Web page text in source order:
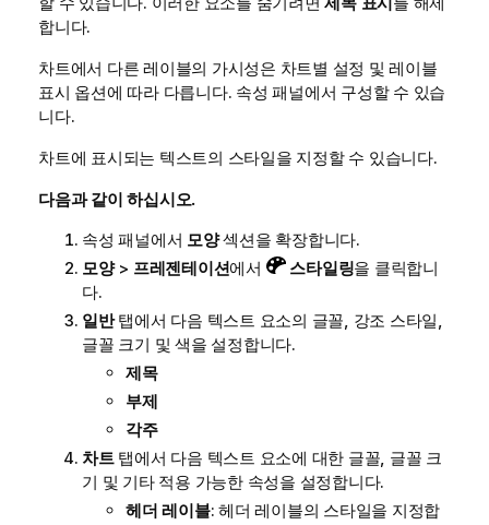
합니다.
차트에서 다른 레이블의 가시성은 차트별 설정 및 레이블
표시 옵션에 따라 다릅니다. 속성 패널에서 구성할 수 있습
니다.
차트에 표시되는 텍스트의 스타일을 지정할 수 있습니다.
다음과 같이 하십시오.
속성 패널에서 모양섹션을 확장합니다.
모양> 프레젠테이션에서 스타일링을 클릭합니
다.
일반탭에서 다음 텍스트 요소의 글꼴, 강조 스타일,
글꼴 크기 및 색을 설정합니다.
제목
부제
각주
차트탭에서 다음 텍스트 요소에 대한 글꼴, 글꼴 크
기 및 기타 적용 가능한 속성을 설정합니다.
헤더 레이블: 헤더 레이블의 스타일을 지정합